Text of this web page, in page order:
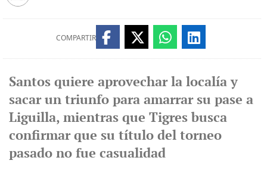
COMPARTIR
Santos quiere aprovechar la localía y
sacar un triunfo para amarrar su pase a
Liguilla, mientras que Tigres busca
confirmar que su título del torneo
pasado no fue casualidad